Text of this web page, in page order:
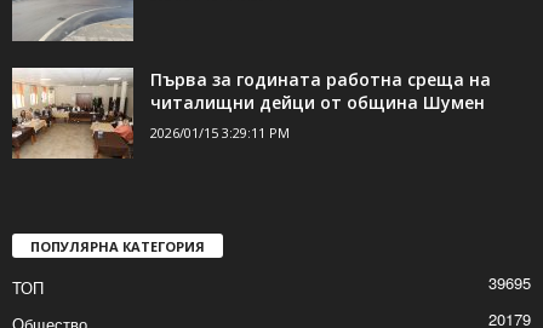
Първа за годината работна среща на
читалищни дейци от община Шумен
2026/01/15 3:29:11 PM
ПОПУЛЯРНА КАТЕГОРИЯ
ТОП
39695
20179